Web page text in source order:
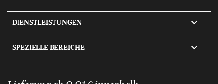
DIENSTLEISTUNGEN 
SPEZIELLE BEREICHE 